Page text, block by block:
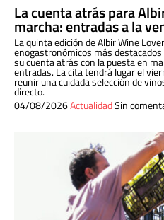
La cuenta atrás para
marcha: entradas a la
La quinta edición de Albir Wine
enogastronómicos más
su cuenta atrás con la puesta en
entradas. La cita tendrá lugar el
reunir una cuidada selección de
directo.
04/08/2026ActualidadSin